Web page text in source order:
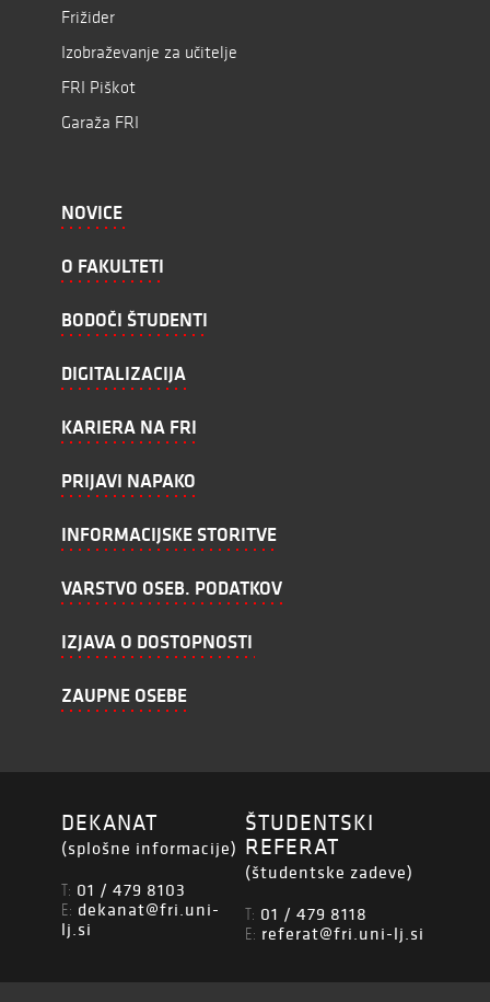
Frižider
Izobraževanje za učitelje
FRI Piškot
Garaža FRI
NOVICE
O FAKULTETI
BODOČI ŠTUDENTI
DIGITALIZACIJA
KARIERA NA FRI
PRIJAVI NAPAKO
INFORMACIJSKE STORITVE
VARSTVO OSEB. PODATKOV
IZJAVA O DOSTOPNOSTI
ZAUPNE OSEBE
DEKANAT
(splošne informacije)
T: 01 / 479 8103
E: dekanat@fri.uni-
lj.si
ŠTUDENTSKI
REFERAT
(študentske zadeve)
T: 01 / 479 8118
E: referat@fri.uni-lj.si